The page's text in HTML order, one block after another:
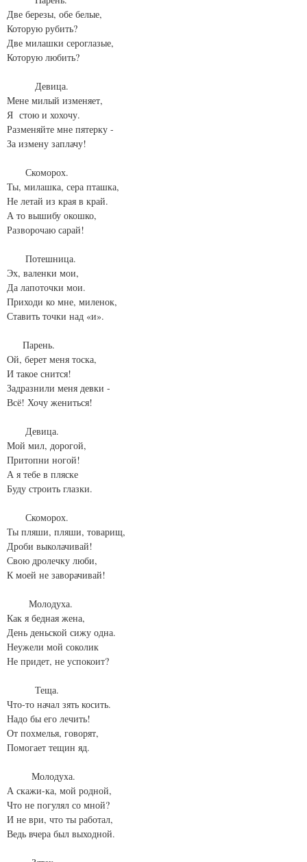
Две березы, обе белые,
Которую рубить?
Две милашки сероглазые,
Которую любить?
Девица.
Мене милый изменяет,
Я стою и хохочу.
Разменяйте мне пятерку -
За измену заплачу!
Скоморох.
Ты, милашка, сера пташка,
Не летай из края в край.
А то вышибу окошко,
Разворочаю сарай!
Потешница.
Эх, валенки мои,
Да лапоточки мои.
Приходи ко мне, миленок,
Ставить точки над «и».
Парень.
Ой, берет меня тоска,
И такое снится!
Задразнили меня девки -
Всё! Хочу жениться!
Девица.
Мой мил, дорогой,
Притопни ногой!
А я тебе в пляске
Буду строить глазки.
Скоморох.
Ты пляши, пляши, товарищ,
Дроби выколачивай!
Свою дролечку люби,
К моей не заворачивай!
Молодуха.
Как я бедная жена,
День деньской сижу одна.
Неужели мой соколик
Не придет, не успокоит?
Теща.
Что-то начал зять косить.
Надо бы его лечить!
От похмелья, говорят,
Помогает тещин яд.
Молодуха.
А скажи-ка, мой родной,
Что не погулял со мной?
И не ври, что ты работал,
Ведь вчера был выходной.